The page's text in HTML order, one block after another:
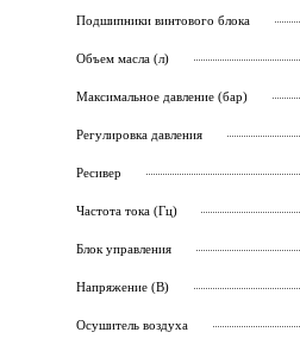
Подшипники винтового блока
Объем масла (л)
Максимальное давление (бар)
Регулировка давления
Ресивер
Частота тока (Гц)
Блок управления
Напряжение (В)
Осушитель воздуха